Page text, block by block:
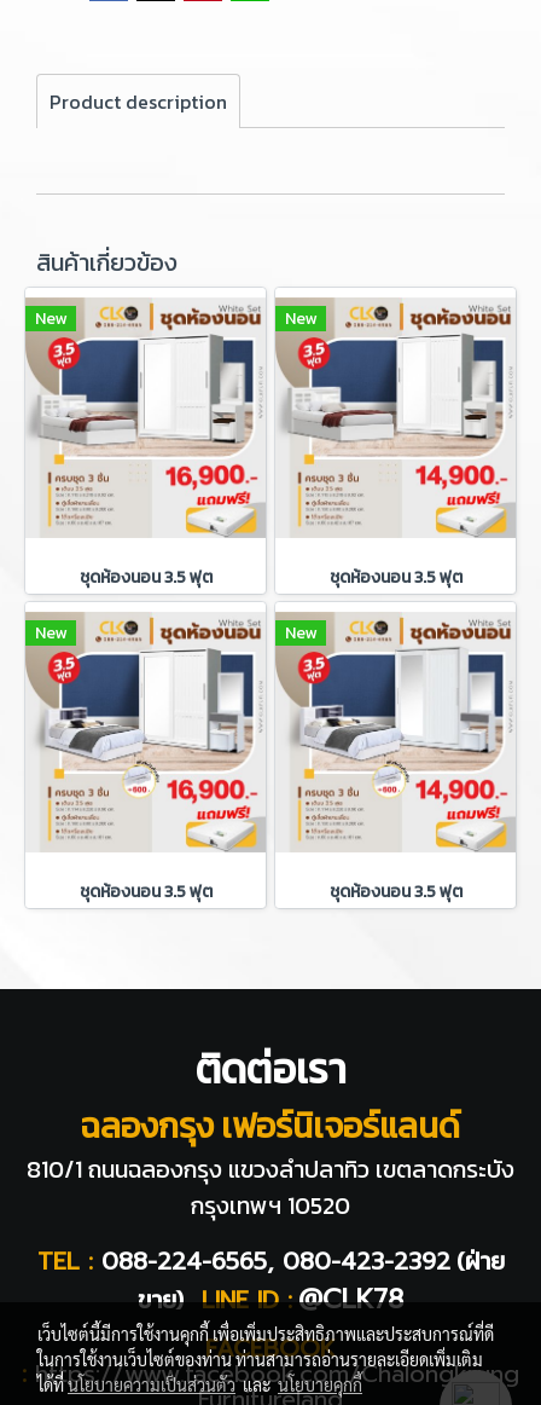
Product description
สินค้าเกี่ยวข้อง
New
ชุดห้องนอน 3.5 ฟุต
New
ชุดห้องนอน 3.5 ฟุต
New
ชุดห้องนอน 3.5 ฟุต
New
ชุดห้องนอน 3.5 ฟุต
ติดต่อเรา
ฉลองกรุง เฟอร์นิเจอร์แลนด์
810/1 ถนนฉลองกรุง แขวงลำปลาทิว เขตลาดกระบัง
กรุงเทพฯ 10520
TEL : 088-224-6565, 080-423-2392 (ฝ่าย
ขาย) LINE ID : @CLK78
FACEBOOK
: https://www.facebook.com/Chalongkrung
เว็บไซต์นี้มีการใช้งานคุกกี้ เพื่อเพิ่มประสิทธิภาพและประสบการณ์ที่ดี
ในการใช้งานเว็บไซต์ของท่าน ท่านสามารถอ่านรายละเอียดเพิ่มเติม
ได้ที่นโยบายความเป็นส่วนตัวและนโยบายคุกกี้